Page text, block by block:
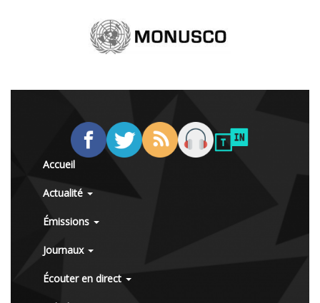
Accueil
Actualité
Émissions
Journaux
Écouter en direct